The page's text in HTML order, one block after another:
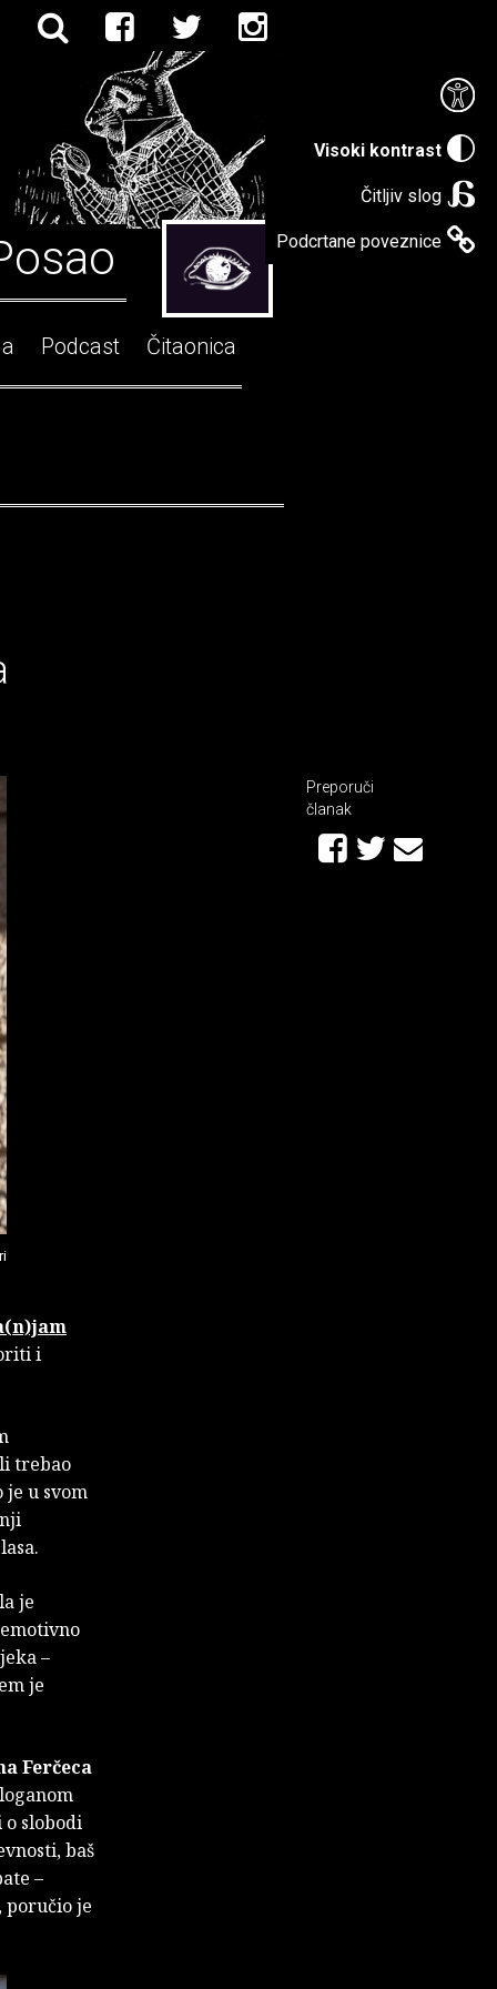
Visoki kontrast
Čitljiv slog
Podcrtane poveznice
Podcast Čitaonica
i
trebao
u svom
je
–
je
Ferčeca
o slobodi
baš
–
poručio je
Preporuči
članak